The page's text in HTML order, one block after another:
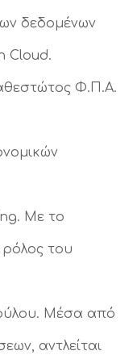
δεδομένων
Cloud.
Φ.Π.Α.
Με το
του
Μέσα από
αντλείται